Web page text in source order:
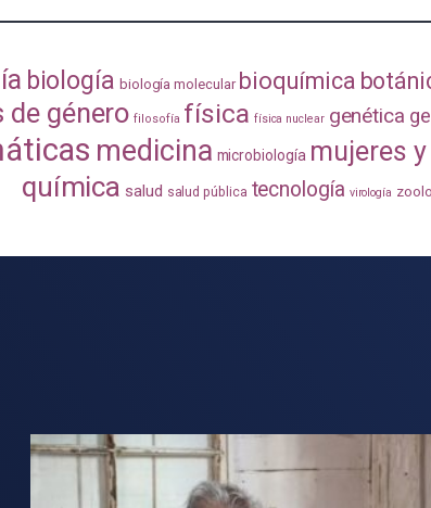
biología biología molecular bioquímica
de género filosofía física física nuclear genética
medicina microbiología mujeres
química salud salud pública tecnología virología